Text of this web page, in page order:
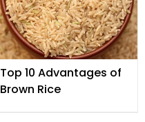
دیکھیے
Top 10 Advantages of
Brown Rice